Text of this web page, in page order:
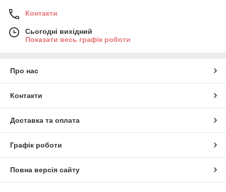
Контакти
Сьогодні вихідний
Показати весь графік роботи
Про нас
Контакти
Доставка та оплата
Графік роботи
Повна версія сайту